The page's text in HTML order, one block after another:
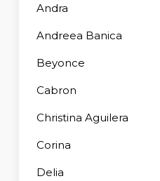
Andra
Andreea Banica
Beyonce
Cabron
Christina Aguilera
Corina
Delia